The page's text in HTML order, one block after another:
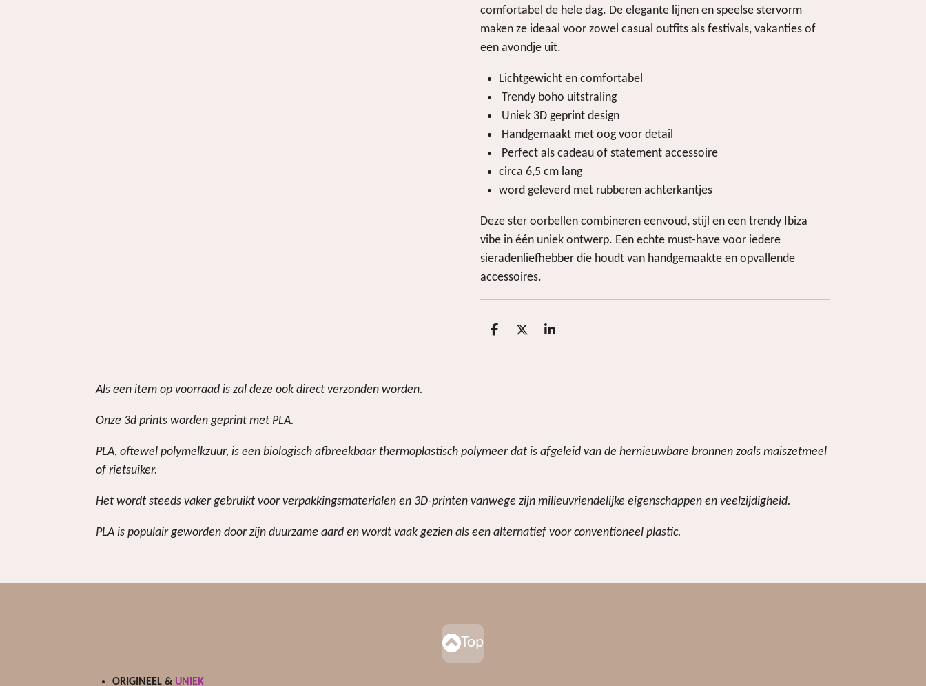
comfortabel de hele dag. De elegante lijnen en speelse stervorm
maken ze ideaal voor zowel casual outfits als festivals, vakanties of
een avondje uit.
Lichtgewicht en comfortabel
Trendy boho uitstraling
Uniek 3D geprint design
Handgemaakt met oog voor detail
Perfect als cadeau of statement accessoire
circa 6,5 cm lang
word geleverd met rubberen achterkantjes
Deze ster oorbellen combineren eenvoud, stijl en een trendy Ibiza
vibe in één uniek ontwerp. Een echte must-have voor iedere
sieradenliefhebber die houdt van handgemaakte en opvallende
accessoires.
D
D
S
Als een item op voorraad is zal deze ook direct verzonden worden.
Onze 3d prints worden geprint met PLA.
PLA, oftewel polymelkzuur, is een biologisch afbreekbaar thermoplastisch polymeer dat is afgeleid van de hernieuwbare bronnen zoals maiszetmeel
of rietsuiker.
Het wordt steeds vaker gebruikt voor verpakkingsmaterialen en 3D-printen vanwege zijn milieuvriendelijke eigenschappen en veelzijdigheid.
PLA is populair geworden door zijn duurzame aard en wordt vaak gezien als een alternatief voor conventioneel plastic.
Top
ORIGINEEL & UNIEK